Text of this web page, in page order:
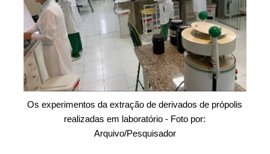
Os experimentos da extração de derivados de própolis
realizadas em laboratório - Foto por:
Arquivo/Pesquisador